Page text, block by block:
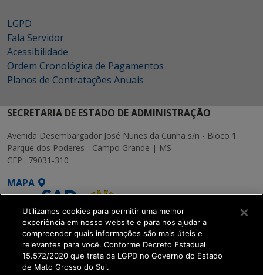
LGPD
Fala Servidor
Acessibilidade
Ordem Cronológica de Pagamentos
Planos de Contratações Anuais
SECRETARIA DE ESTADO DE ADMINISTRAÇÃO
Avenida Desembargador José Nunes da Cunha s/n - Bloco 1
Parque dos Poderes - Campo Grande | MS
CEP.: 79031-310
MAPA
SETDIG | Secretaria-
Utilizamos cookies para permitir uma melhor
experiência em nosso website e para nos ajudar a
compreender quais informações são mais úteis e
relevantes para você. Conforme Decreto Estadual
15.572/2020 que trata da LGPD no Governo do Estado
de Mato Grosso do Sul.